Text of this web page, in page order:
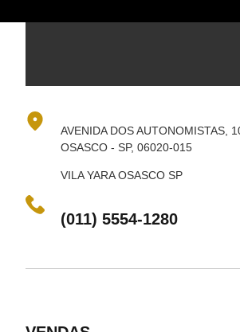
AVENIDA DOS AUTONOMISTAS,
OSASCO - SP, 06020-015
VILA YARA OSASCO SP
(011) 5554-1280